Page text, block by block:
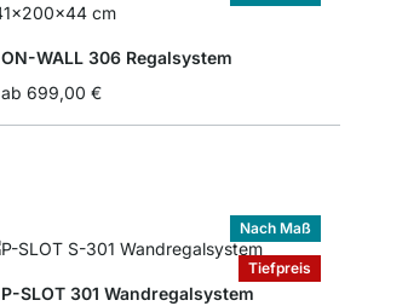
ON-WALL 306 Regalsystem
ab 699,00 €
Tiefpreis
Nach Maß
P-SLOT 301 Wandregalsystem